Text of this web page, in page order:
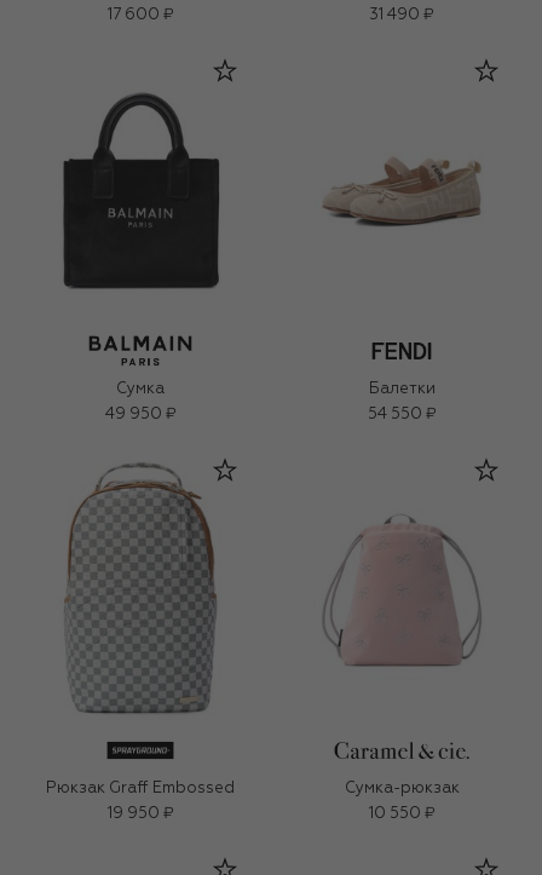
17 600 ₽
31 490 ₽
Сумка
49 950 ₽
Балетки
54 550 ₽
Рюкзак Graff Embossed
19 950 ₽
Сумка-рюкзак
10 550 ₽